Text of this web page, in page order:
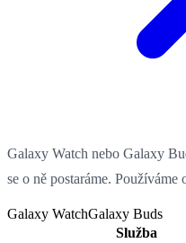
Galaxy Watch nebo Galaxy
se o ně postaráme.
Galaxy WatchGalaxy Buds
Služba